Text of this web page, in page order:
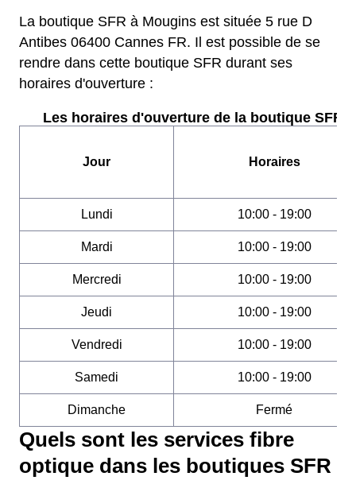
La boutique SFR à Mougins est située 5 rue D
Antibes 06400 Cannes FR. Il est possible de se
rendre dans cette boutique SFR durant ses
horaires d'ouverture :
Les horaires d'ouverture de la boutique SFR :
Jour Horaires
Lundi 10:00 - 19:00
Mardi 10:00 - 19:00
Mercredi 10:00 - 19:00
Jeudi 10:00 - 19:00
Vendredi 10:00 - 19:00
Samedi 10:00 - 19:00
Dimanche Fermé
Quels sont les services fibre
optique dans les boutiques SFR